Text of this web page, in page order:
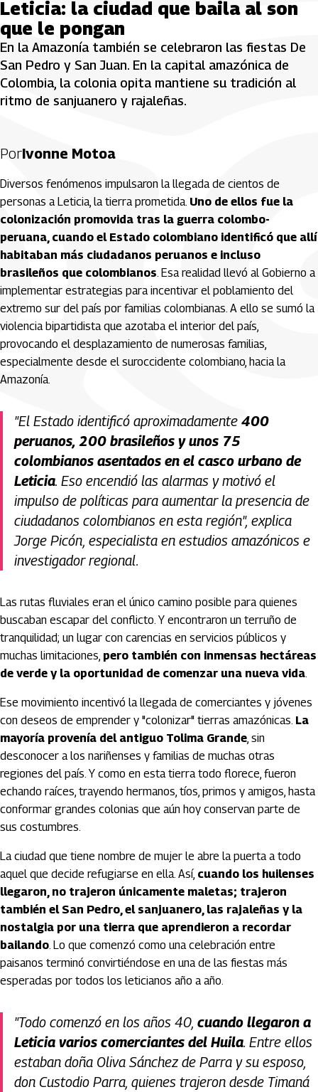
Leticia: la ciudad que baila al son
que le pongan
En la Amazonía también se celebraron las fiestas De
San Pedro y San Juan. En la capital amazónica de
Colombia, la colonia opita mantiene su tradición al
ritmo de sanjuanero y rajaleñas.
PorIvonne Motoa
Diversos fenómenos impulsaron la llegada de cientos de
personas a Leticia, la tierra prometida. Uno de ellos fue la
colonización promovida tras la guerra colombo-
peruana, cuando el Estado colombiano identificó que allí
habitaban más ciudadanos peruanos e incluso
brasileños que colombianos. Esa realidad llevó al Gobierno a
implementar estrategias para incentivar el poblamiento del
extremo sur del país por familias colombianas. A ello se sumó la
violencia bipartidista que azotaba el interior del país,
provocando el desplazamiento de numerosas familias,
especialmente desde el suroccidente colombiano, hacia la
Amazonía.
"El Estado identificó aproximadamente 400
peruanos, 200 brasileños y unos 75
colombianos asentados en el casco urbano de
Leticia. Eso encendió las alarmas y motivó el
impulso de políticas para aumentar la presencia de
ciudadanos colombianos en esta región", explica
Jorge Picón, especialista en estudios amazónicos e
investigador regional.
Las rutas fluviales eran el único camino posible para quienes
buscaban escapar del conflicto. Y encontraron un terruño de
tranquilidad; un lugar con carencias en servicios públicos y
muchas limitaciones, pero también con inmensas hectáreas
de verde y la oportunidad de comenzar una nueva vida.
Ese movimiento incentivó la llegada de comerciantes y jóvenes
con deseos de emprender y "colonizar" tierras amazónicas. La
mayoría provenía del antiguo Tolima Grande, sin
desconocer a los nariñenses y familias de muchas otras
regiones del país. Y como en esta tierra todo florece, fueron
echando raíces, trayendo hermanos, tíos, primos y amigos, hasta
conformar grandes colonias que aún hoy conservan parte de
sus costumbres.
La ciudad que tiene nombre de mujer le abre la puerta a todo
aquel que decide refugiarse en ella. Así, cuando los huilenses
llegaron, no trajeron únicamente maletas; trajeron
también el San Pedro, el sanjuanero, las rajaleñas y la
nostalgia por una tierra que aprendieron a recordar
bailando. Lo que comenzó como una celebración entre
paisanos terminó convirtiéndose en una de las fiestas más
esperadas por todos los leticianos año a año.
"Todo comenzó en los años 40, cuando llegaron a
Leticia varios comerciantes del Huila. Entre ellos
estaban doña Oliva Sánchez de Parra y su esposo,
don Custodio Parra, quienes trajeron desde Timaná